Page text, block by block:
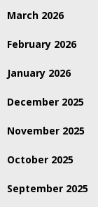
March 2026
February 2026
January 2026
December 2025
November 2025
October 2025
September 2025